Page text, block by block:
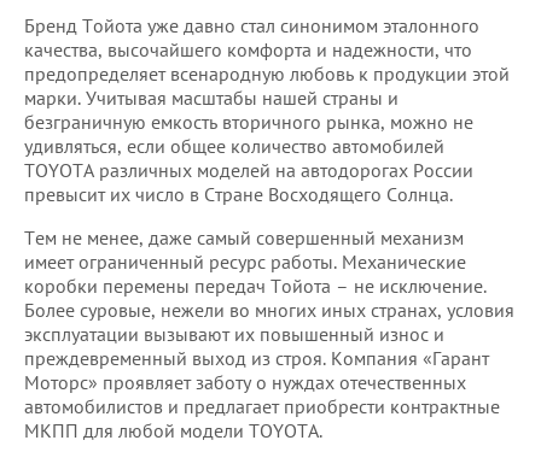
Бренд Тойота уже давно стал синонимом эталонного
качества, высочайшего комфорта и надежности, что
предопределяет всенародную любовь к продукции этой
марки. Учитывая масштабы нашей страны и
безграничную емкость вторичного рынка, можно не
удивляться, если общее количество автомобилей
TOYOTA различных моделей на автодорогах России
превысит их число в Стране Восходящего Солнца.
Тем не менее, даже самый совершенный механизм
имеет ограниченный ресурс работы. Механические
коробки перемены передач Тойота – не исключение.
Более суровые, нежели во многих иных странах, условия
эксплуатации вызывают их повышенный износ и
преждевременный выход из строя. Компания «Гарант
Моторс» проявляет заботу о нуждах отечественных
автомобилистов и предлагает приобрести контрактные
МКПП для любой модели TOYOTA.